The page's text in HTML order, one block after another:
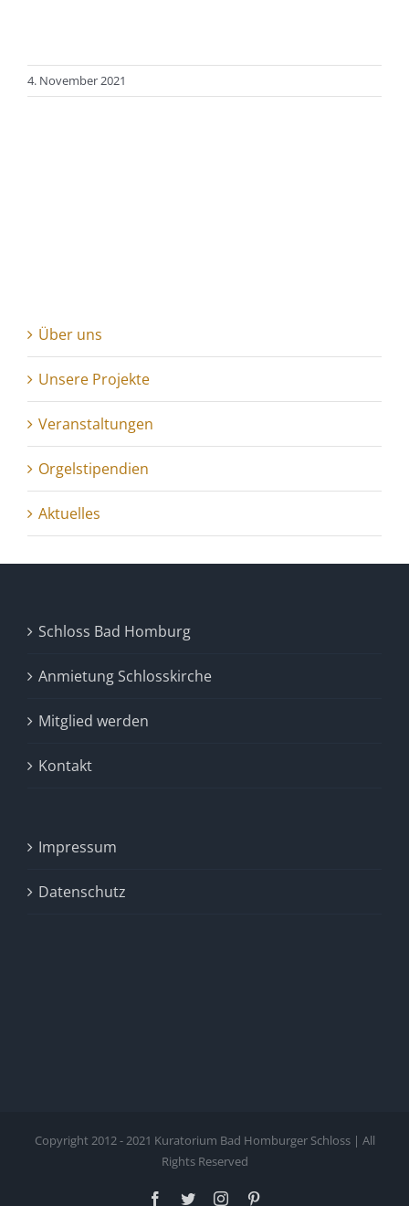
4. November 2021
Über uns
Unsere Projekte
Veranstaltungen
Orgelstipendien
Aktuelles
Schloss Bad Homburg
Anmietung Schlosskirche
Mitglied werden
Kontakt
Impressum
Datenschutz
Copyright 2012 - 2021 Kuratorium Bad Homburger Schloss | All
Rights Reserved
Facebook
TwitterInstagram